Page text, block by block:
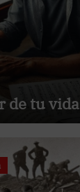
de tu vida